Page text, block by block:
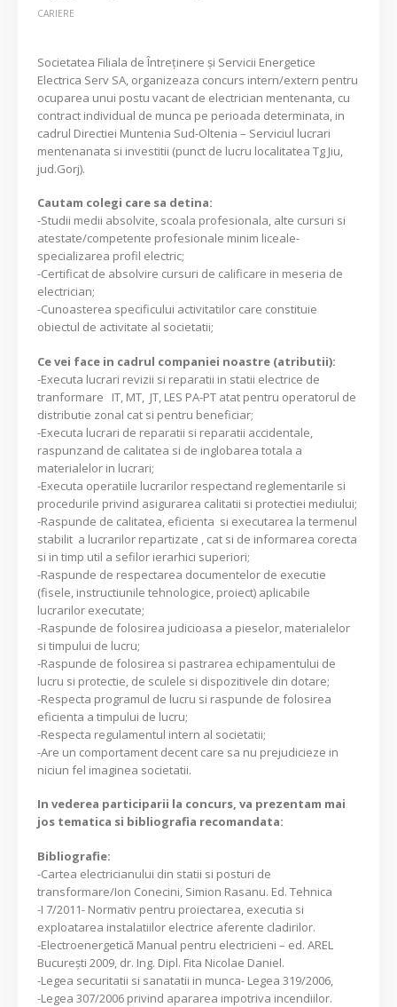
CARIERE
Societatea Filiala de Întreţinere şi Servicii Energetice
Electrica Serv SA, organizeaza concurs intern/extern pentru
ocuparea unui postu vacant de electrician mentenanta, cu
contract individual de munca pe perioada determinata, in
cadrul Directiei Muntenia Sud-Oltenia – Serviciul lucrari
mentenanata si investitii (punct de lucru localitatea Tg Jiu,
jud.Gorj).
Cautam colegi care sa detina:
-Studii medii absolvite, scoala profesionala, alte cursuri si
atestate/competente profesionale minim liceale-
specializarea profil electric;
-Certificat de absolvire cursuri de calificare in meseria de
electrician;
-Cunoasterea specificului activitatilor care constituie
obiectul de activitate al societatii;
Ce vei face in cadrul companiei noastre (atributii):
-Executa lucrari revizii si reparatii in statii electrice de
tranformare IT, MT, JT, LES PA-PT atat pentru operatorul de
distributie zonal cat si pentru beneficiar;
-Executa lucrari de reparatii si reparatii accidentale,
raspunzand de calitatea si de inglobarea totala a
materialelor in lucrari;
-Executa operatiile lucrarilor respectand reglementarile si
procedurile privind asigurarea calitatii si protectiei mediului;
-Raspunde de calitatea, eficienta si executarea la termenul
stabilit a lucrarilor repartizate , cat si de informarea corecta
si in timp util a sefilor ierarhici superiori;
-Raspunde de respectarea documentelor de executie
(fisele, instructiunile tehnologice, proiect) aplicabile
lucrarilor executate;
-Raspunde de folosirea judicioasa a pieselor, materialelor
si timpului de lucru;
-Raspunde de folosirea si pastrarea echipamentului de
lucru si protectie, de sculele si dispozitivele din dotare;
-Respecta programul de lucru si raspunde de folosirea
eficienta a timpului de lucru;
-Respecta regulamentul intern al societatii;
-Are un comportament decent care sa nu prejudicieze in
niciun fel imaginea societatii.
In vederea participarii la concurs, va prezentam mai
jos tematica si bibliografia recomandata:
Bibliografie:
-Cartea electricianului din statii si posturi de
transformare/Ion Conecini, Simion Rasanu. Ed. Tehnica
-I 7/2011- Normativ pentru proiectarea, executia si
exploatarea instalatiilor electrice aferente cladirilor.
-Electroenergetică Manual pentru electricieni – ed. AREL
București 2009, dr. Ing. Dipl. Fita Nicolae Daniel.
-Legea securitatii si sanatatii in munca- Legea 319/2006,
-Legea 307/2006 privind apararea impotriva incendiilor.